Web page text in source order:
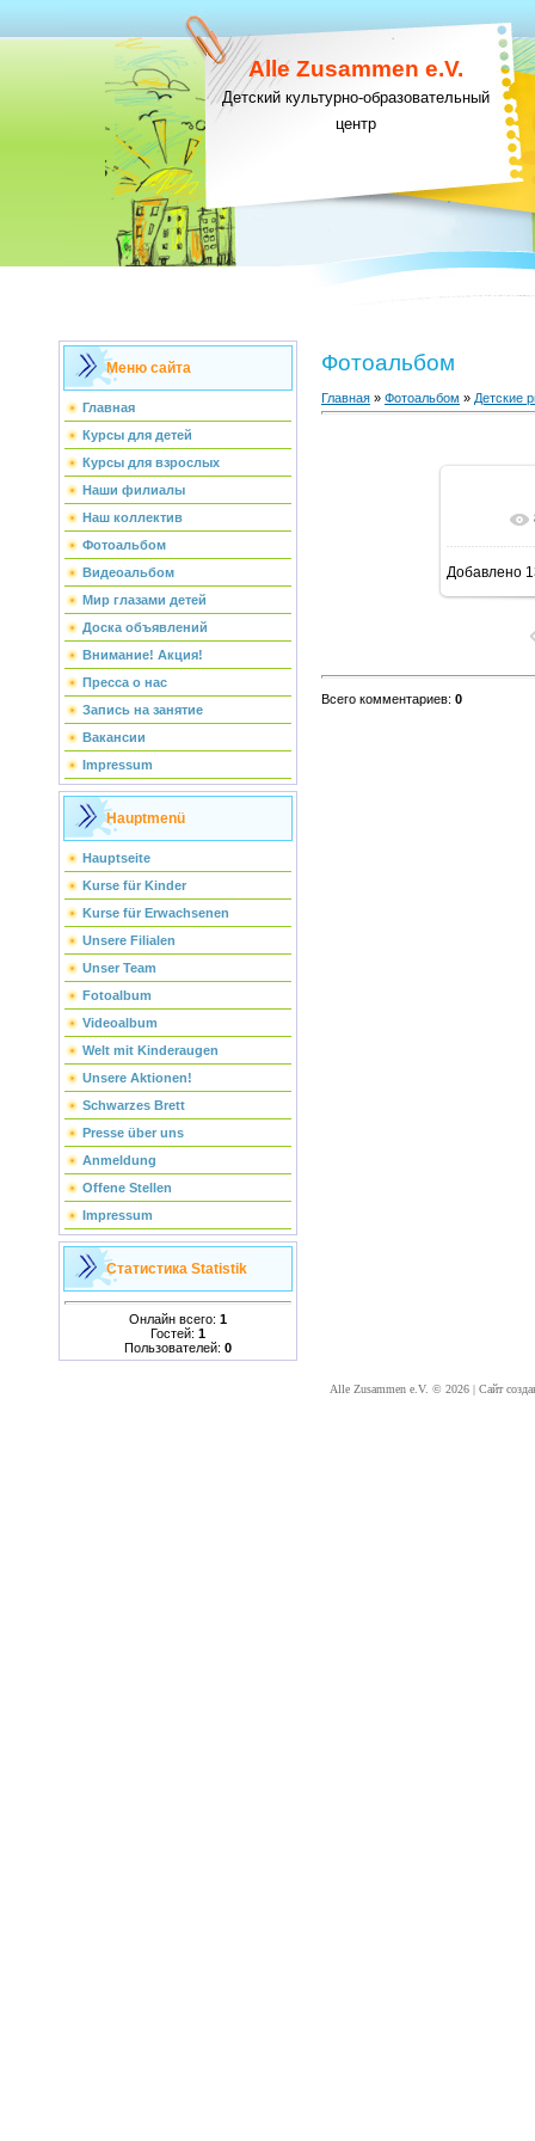
Alle Zusammen e.V.
Детский культурно-образовательный
центр
Меню сайта
Главная
Курсы для детей
Курсы для взрослых
Наши филиалы
Наш коллектив
Фотоальбом
Видеоальбом
Мир глазами детей
Доска объявлений
Внимание! Акция!
Пресса о нас
Запись на занятие
Вакансии
Impressum
Hauptmenü
Hauptseite
Kurse für Kinder
Kurse für Erwachsenen
Unsere Filialen
Unser Team
Fotoalbum
Videoalbum
Welt mit Kinderaugen
Unsere Aktionen!
Schwarzes Brett
Presse über uns
Anmeldung
Offene Stellen
Impressum
Статистика Statistik
Онлайн всего: 1
Гостей: 1
Пользователей: 0
Фотоальбом
Главная » Фотоальбом » Детские
В
Добавлено
Всего комментариев: 0
Alle Zusammen e.V. © 2026 | Сайт